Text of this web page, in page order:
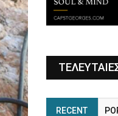
RECENT